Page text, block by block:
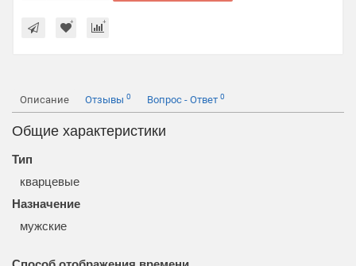
Описание Отзывы 0 Вопрос - Ответ 0
Общие характеристики
Тип
кварцевые
Назначение
мужские